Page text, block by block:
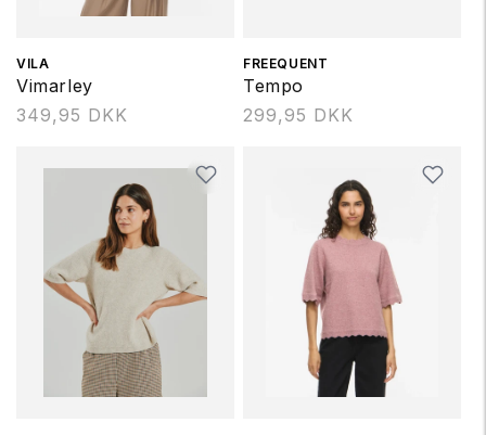
Forhandler:
VILA
Vimarley
Normalpris
349,95 DKK
Forhandler:
FREEQUENT
Tempo
Normalpris
299,95 DKK